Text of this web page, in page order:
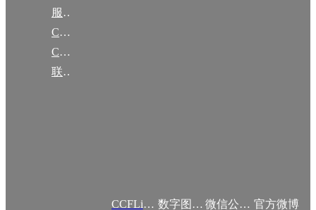
服务项目
CCF大事记
CCF创建60周年
联系我们
CCFLink APP 数字图书馆 微信公众号 官方微博